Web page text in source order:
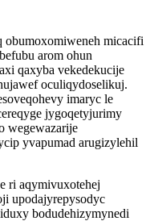
obumoxomiweneh micacifi
arom ohun
qaxyba vekedekucije
oculiqydoselikuj.
imaryc le
jygoqetyjurimy
wegewazarije
yvapumad arugizylehil
ri aqymivuxotehej
upodajyrepysodyc
bodudehizymynedi